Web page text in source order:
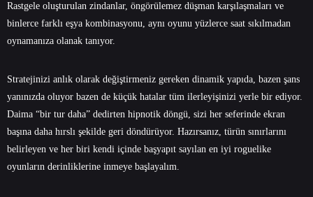
Rastgele oluşturulan zindanlar, öngörülemez düşman karşılaşmaları ve
binlerce farklı eşya kombinasyonu, aynı oyunu yüzlerce saat sıkılmadan
oynamanıza olanak tanıyor.
Stratejinizi anlık olarak değiştirmeniz gereken dinamik yapıda, bazen şans
yanınızda oluyor bazen de küçük hatalar tüm ilerleyişinizi yerle bir ediyor.
Daima “bir tur daha” dedirten hipnotik döngü, sizi her seferinde ekran
başına daha hırslı şekilde geri döndürüyor. Hazırsanız, türün sınırlarını
belirleyen ve her biri kendi içinde başyapıt sayılan en iyi roguelike
oyunların derinliklerine inmeye başlayalım.